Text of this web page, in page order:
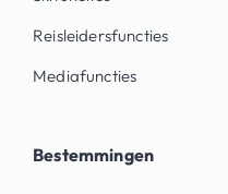
Reisleidersfuncties
Mediafuncties
Bestemmingen